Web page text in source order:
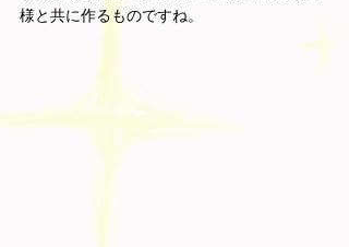
様と共に作るものですね。